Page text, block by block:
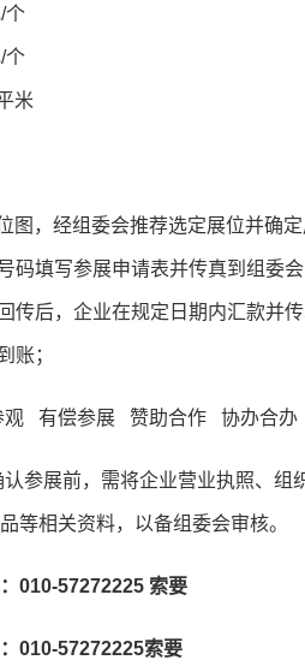
/个
/个
米
图，经组委会推荐选定展位并确
码填写参展申请表并传真到组委
传后，企业在规定日期内汇款并
账；
观 有偿参展 赞助合作 协办合办
认参展前，需将企业营业执照、组
等相关资料，以备组委会审核。
010-57272225 索要
010-57272225索要